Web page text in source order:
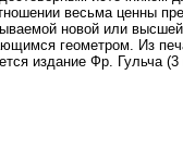
весьма ценны
новой или
геометром. Из
издание Фр. Гульча